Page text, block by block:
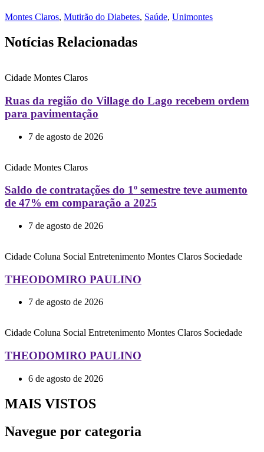
Montes Claros, Mutirão do Diabetes, Saúde, Unimontes
Notícias Relacionadas
Cidade Montes Claros
Ruas da região do Village do Lago recebem ordem
para pavimentação
7 de agosto de 2026
Cidade Montes Claros
Saldo de contratações do 1º semestre teve aumento
de 47% em comparação a 2025
7 de agosto de 2026
Cidade Coluna Social Entretenimento Montes Claros Sociedade
THEODOMIRO PAULINO
7 de agosto de 2026
Cidade Coluna Social Entretenimento Montes Claros Sociedade
THEODOMIRO PAULINO
6 de agosto de 2026
MAIS VISTOS
Navegue por categoria